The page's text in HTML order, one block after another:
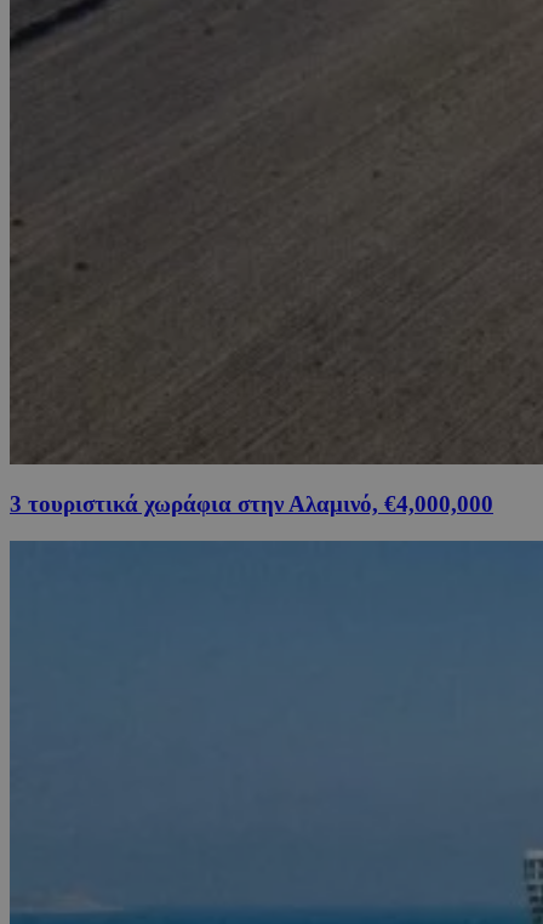
3 τουριστικά χωράφια στην Αλαμινό, €4,000,000